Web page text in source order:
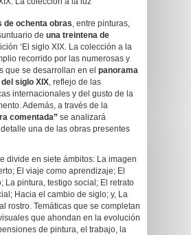
de ochenta obras, entre pinturas,
de una treintena de
‘El siglo XIX. La colección a la
recorrido por las numerosas y
que se desarrollan en el panorama
siglo XIX, reflejo de las
internacionales y del gusto de la
Además, a través de la
comentada” se analizará
una de las obras presentes
en siete ámbitos: La imagen
El viaje como aprendizaje; El
La pintura, testigo social; El retrato
Hacia el cambio de siglo; y, La
rostro. Temáticas que se completan
que ahondan en la evolución
de pintura, el trabajo, la